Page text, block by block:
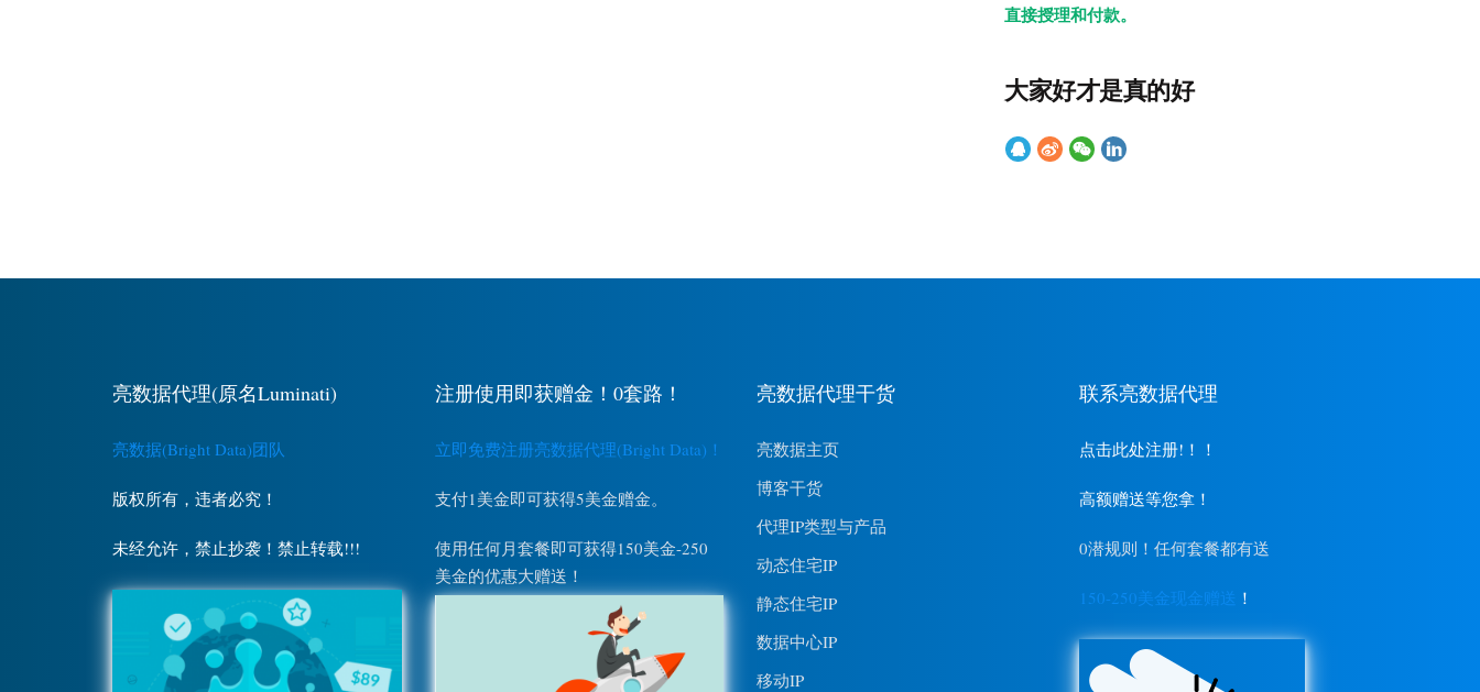
直接授理和付款。
大家好才是真的好
亮数据代理(原名Luminati)
亮数据(Bright Data)团队
版权所有，违者必究！
未经允许，禁止抄袭！禁止转载!!!
注册使用即获赠金！0套路！
立即免费注册亮数据代理(Bright Data)！
支付1美金即可获得5美金赠金。
使用任何月套餐即可获得150美金-250
美金的优惠大赠送！
亮数据代理干货
亮数据主页
博客干货
代理IP类型与产品
动态住宅IP
静态住宅IP
数据中心IP
移动IP
联系亮数据代理
点击此处注册!！！
高额赠送等您拿！
0潜规则！任何套餐都有送
150-250美金现金赠送 ！